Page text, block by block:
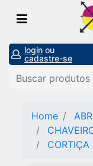
login ou
cadastre-se
Home
CORTIÇA